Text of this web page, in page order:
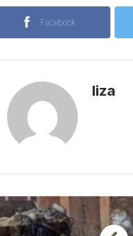
Facebook
liza